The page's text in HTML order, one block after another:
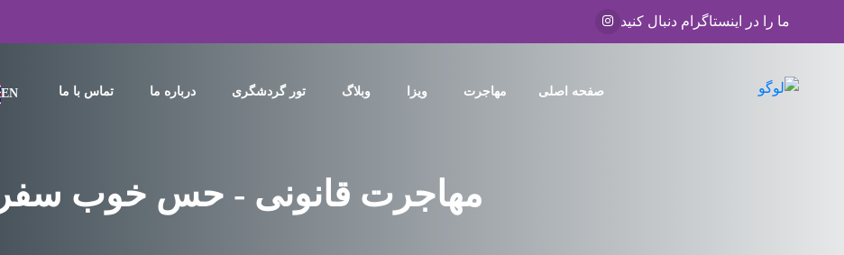
ما را در اینستاگرام دنبال کنید
صفحه اصلی مهاجرت ویزا وبلاگ تور گردشگری درباره ما تماس با ما EN
مهاجرت قانونی - حس خوب سفر